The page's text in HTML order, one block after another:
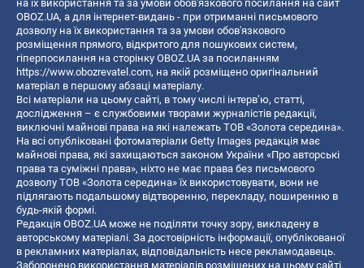
на їх використання та за умови обов'язкового посилання на сайт
OBOZ.UA, а для інтернет-видань - при отриманні письмового
дозволу на їх використання та за умови обов'язкового
розміщення прямого, відкритого для пошукових систем,
гіперпосилання на сторінку OBOZ.UA за посиланням
https://www.obozrevatel.com, на якій розміщено оригінальний
матеріал в першому абзаці матеріалу.
Всі матеріали на цьому сайті, в тому числі інтерв’ю, статті,
дослідження – є службовими творами журналістів редакції,
виключні майнові права на які належать ТОВ «Золота середина».
На всі опубліковані фотоматеріали Getty Images редакція має
майнові права, які захищаються законом України «Про авторські
права та суміжні права», ніхто не має права без письмового
дозволу ТОВ «Золота середина» їх використовувати, вони не
підлягають подальшому відтворенню, перекладу, поширенню в
будь-якій формі.
Редакція OBOZ.UA може не поділяти точку зору, викладену в
авторському матеріалі. За достовірність інформації, опублікованої
в рекламних матеріалах, відповідальність несе рекламодавець.
Заборонено використання матеріалів розміщених на цьому сайті,